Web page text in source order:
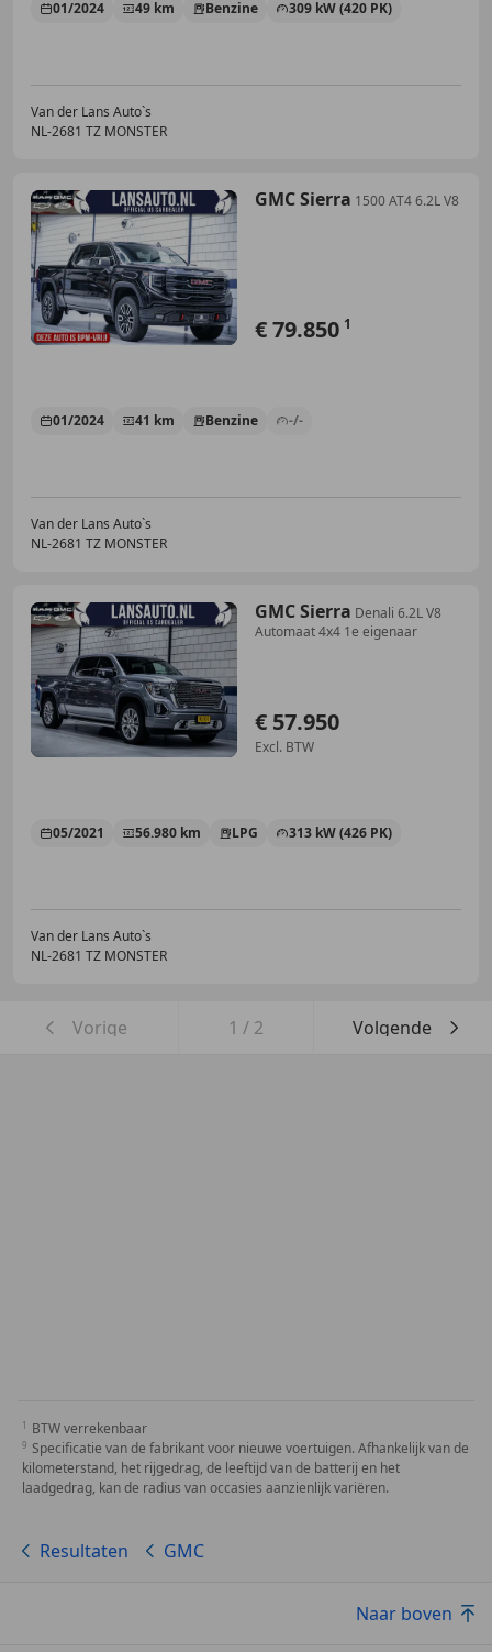
01/2024 49 km Benzine 309 kW (420 PK)
Van der Lans Auto`s
NL-2681 TZ MONSTER
GMC Sierra 1500 AT4 6.2L V8
€ 79.850 1
01/2024 41 km Benzine -/-
Van der Lans Auto`s
NL-2681 TZ MONSTER
GMC Sierra Denali 6.2L V8
Automaat 4x4 1e eigenaar
€ 57.950
Excl. BTW
05/2021 56.980 km LPG 313 kW (426 PK)
Van der Lans Auto`s
NL-2681 TZ MONSTER
Vorige 1 / 2 Volgende
BTW verrekenbaar
Specificatie van de fabrikant voor nieuwe voertuigen. Afhankelijk van de
kilometerstand, het rijgedrag, de leeftijd van de batterij en het
laadgedrag, kan de radius van occasies aanzienlijk variëren.
Resultaten GMC
Naar boven